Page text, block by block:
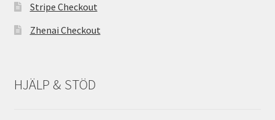
Stripe Checkout
Zhenai Checkout
HJÄLP & STÖD